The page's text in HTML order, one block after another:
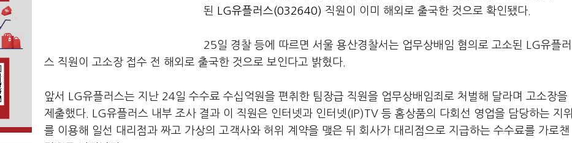
된
LG유플러스(032640) 직원이 이미 해외로 출국한 것으로 확인됐다.
25일 경찰 등에 따르면 서울 용산경찰서는 업무상배임 혐의로 고소된 LG유플러
스 직원이 고소장 접수 전 해외로 출국한 것으로 보인다고 밝혔다.
앞서 LG유플러스는 지난 24일 수수료 수십억원을 편취한 팀장급 직원을 업무상배임죄로 처벌해 달라며 고소장을
제출했다. LG유플러스 내부 조사 결과 이 직원은 인터넷과 인터넷(IP)TV 등 홈상품의 다회선 영업을 담당하는 지위
를 이용해 일선 대리점과 짜고 가상의 고객사와 허위 계약을 맺은 뒤 회사가 대리점으로 지급하는 수수료를 가로챈